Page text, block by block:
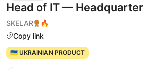
Head of IT — Headquarter
SKELAR
🔥
Copy link
🇺🇦 UKRAINIAN PRODUCT